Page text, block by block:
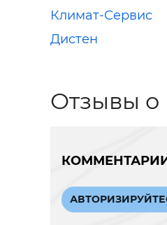
Климат-Сервис
Дистен
Отзывы о